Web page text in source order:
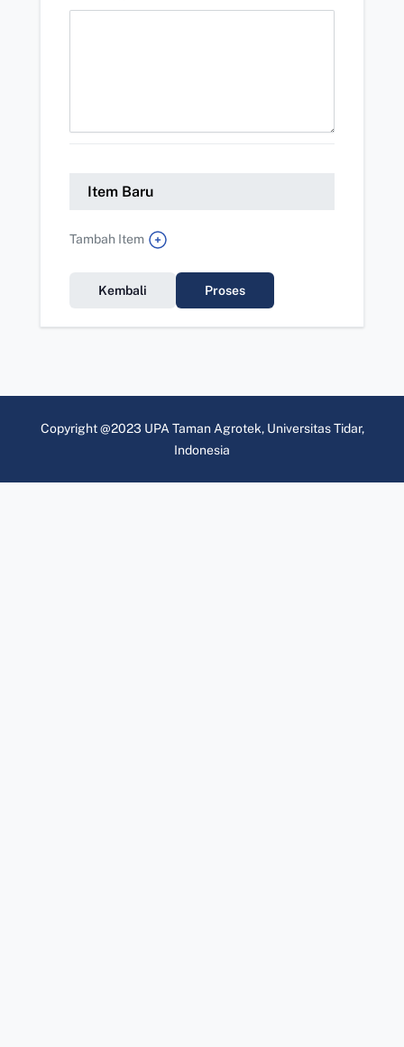
Item Baru
Tambah Item
Kembali Proses
Copyright @2023 UPA Taman Agrotek, Universitas Tidar,
Indonesia